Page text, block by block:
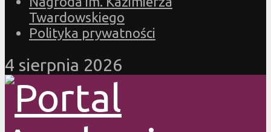
Twardowskiego
Polityka prywatności
4 sierpnia 2026